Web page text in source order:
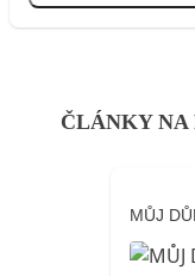
ČLÁNKY NA
MŮJ